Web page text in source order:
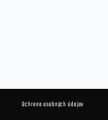
Ochrana osobných údajov